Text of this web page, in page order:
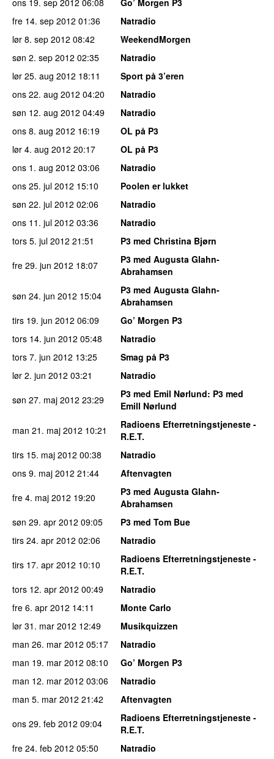
fre 14. sep 2012 01:36
Natradio
lør 8. sep 2012 08:42
WeekendMorgen
søn 2. sep 2012 02:35
Natradio
lør 25. aug 2012 18:11
Sport på 3’eren
ons 22. aug 2012 04:20
Natradio
søn 12. aug 2012 04:49
Natradio
ons 8. aug 2012 16:19
OL på P3
lør 4. aug 2012 20:17
OL på P3
ons 1. aug 2012 03:06
Natradio
ons 25. jul 2012 15:10
Poolen er lukket
søn 22. jul 2012 02:06
Natradio
ons 11. jul 2012 03:36
Natradio
tors 5. jul 2012 21:51
P3 med Christina Bjørn
fre 29. jun 2012 18:07
P3 med Augusta Glahn-
Abrahamsen
søn 24. jun 2012 15:04
P3 med Augusta Glahn-
Abrahamsen
tirs 19. jun 2012 06:09
Go’ Morgen P3
tors 14. jun 2012 05:48
Natradio
tors 7. jun 2012 13:25
Smag på P3
lør 2. jun 2012 03:21
Natradio
søn 27. maj 2012 23:29 P3 med Emil Nørlund: P3 med
Emill Nørlund
man 21. maj 2012 10:21
Radioens Efterretningstjeneste -
R.E.T.
tirs 15. maj 2012 00:38
Natradio
ons 9. maj 2012 21:44
Aftenvagten
fre 4. maj 2012 19:20
P3 med Augusta Glahn-
Abrahamsen
søn 29. apr 2012 09:05
P3 med Tom Bue
tirs 24. apr 2012 02:06
Natradio
tirs 17. apr 2012 10:10
Radioens Efterretningstjeneste -
R.E.T.
tors 12. apr 2012 00:49
Natradio
fre 6. apr 2012 14:11
Monte Carlo
lør 31. mar 2012 12:49
Musikquizzen
man 26. mar 2012 05:17
Natradio
man 19. mar 2012 08:10
Go’ Morgen P3
man 12. mar 2012 03:06
Natradio
man 5. mar 2012 21:42
Aftenvagten
ons 29. feb 2012 09:04
Radioens Efterretningstjeneste -
R.E.T.
fre 24. feb 2012 05:50
Natradio